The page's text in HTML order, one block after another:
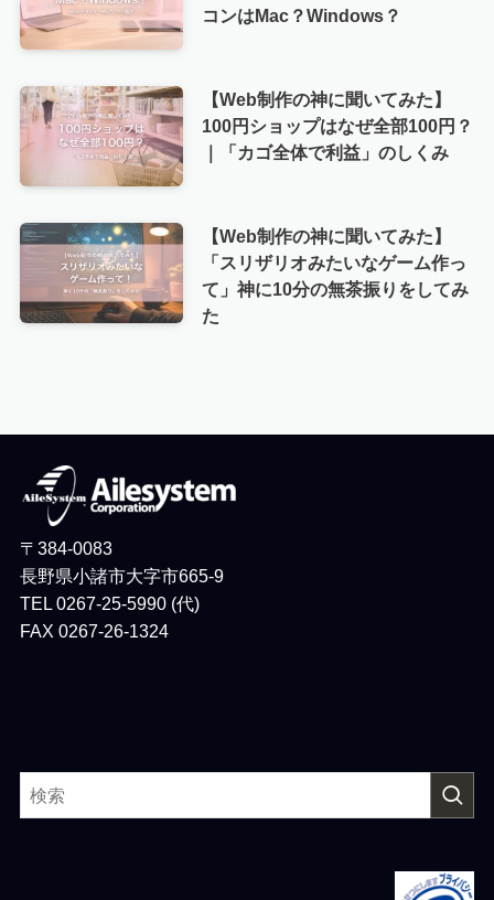
コンはMac？Windows？
【Web制作の神に聞いてみた】
100円ショップはなぜ全部100円？
｜「カゴ全体で利益」のしくみ
【Web制作の神に聞いてみた】
「スリザリオみたいなゲーム作っ
て」神に10分の無茶振りをしてみ
た
〒384-0083
長野県小諸市大字市665-9
TEL 0267-25-5990 (代)
FAX 0267-26-1324